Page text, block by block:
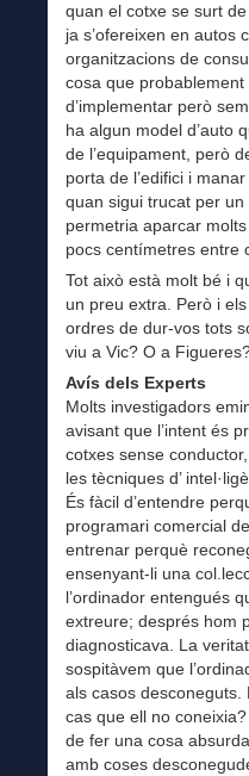
quan el cotxe se surt
ja s’ofereixen en autos
organitzacions de
cosa que
d’implementar però
ha algun model d’auto
de l’equipament, però
porta de l’edifici i
quan sigui trucat per
permetria aparcar
pocs centímetres entre
Tot això està molt bé i
un preu extra. Però i
ordres de dur-vos tots
viu a Vic? O a
Avís dels Experts
Molts investigadors
avisant que l’intent és
cotxes sense
les tècniques d’
És fàcil d’entendre
programari comercial
entrenar perquè
ensenyant-li una
l’ordinador entengués
extreure; després hom
diagnosticava. La
sospitàvem que
als casos
cas que ell no
de fer una cosa
amb coses